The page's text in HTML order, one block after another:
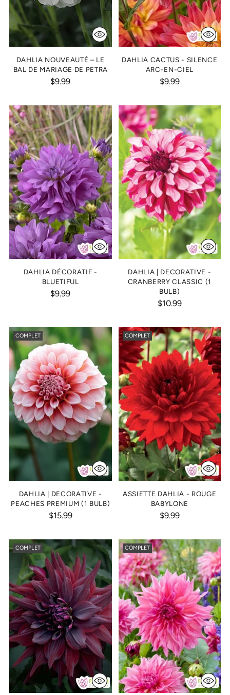
DAHLIA NOUVEAUTÉ – LE
BAL DE MARIAGE DE PETRA
$9.99
DAHLIA CACTUS - SILENCE
ARC-EN-CIEL
$9.99
DAHLIA DÉCORATIF -
BLUETIFUL
$9.99
DAHLIA | DECORATIVE -
CRANBERRY CLASSIC (1
BULB)
$10.99
COMPLET
DAHLIA | DECORATIVE -
PEACHES PREMIUM (1 BULB)
$15.99
COMPLET
ASSIETTE DAHLIA - ROUGE
BABYLONE
$9.99
COMPLET COMPLET